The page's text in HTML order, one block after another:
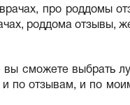
про роддомы
роддома отзывы,
сможете выбрать
по отзывам, и по